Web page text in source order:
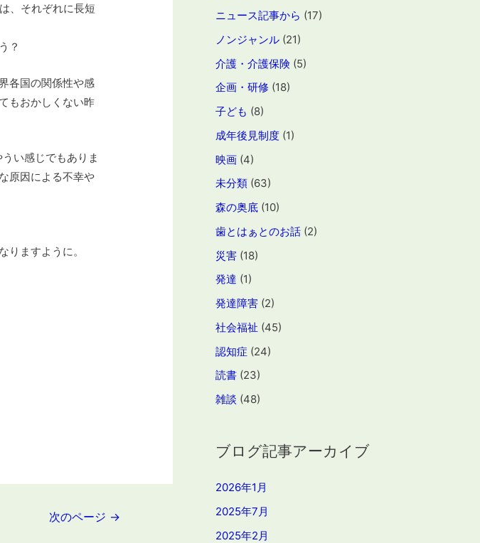
、それぞれに長短
？
各国の関係性や感
もおかしくない昨
い感じでもありま
原因による不幸や
ますように。
次のページ →
ニュース記事から (17)
ノンジャンル (21)
介護・介護保険 (5)
企画・研修 (18)
子ども (8)
成年後見制度 (1)
映画 (4)
未分類 (63)
森の奥底 (10)
歯とはぁとのお話 (2)
災害 (18)
発達 (1)
発達障害 (2)
社会福祉 (45)
認知症 (24)
読書 (23)
雑談 (48)
ブログ記事アーカイブ
2026年1月
2025年7月
2025年2月